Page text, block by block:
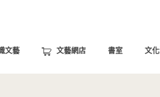
文藝 文藝網店 書室 文